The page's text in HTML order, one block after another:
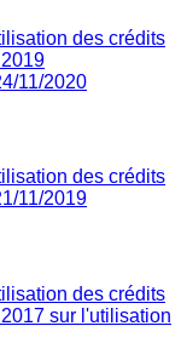
des crédits
11/2020
des crédits
11/2019
des crédits
sur l'utilisation